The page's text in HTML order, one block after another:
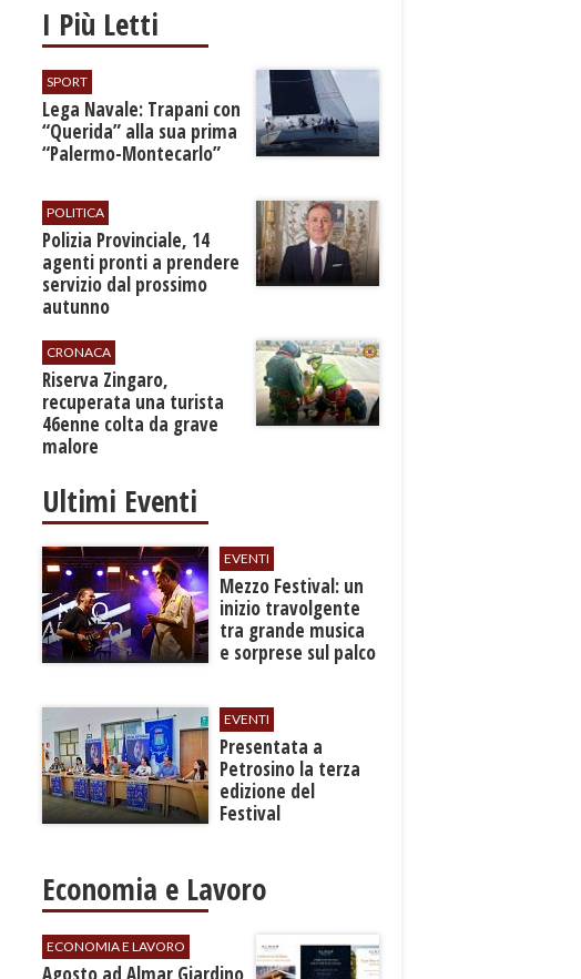
I Più Letti
SPORT
​Lega Navale: Trapani con
“Querida” alla sua prima
“Palermo-Montecarlo”
POLITICA
​Polizia Provinciale, 14
agenti pronti a prendere
servizio dal prossimo
autunno
CRONACA
​Riserva Zingaro,
recuperata una turista
46enne colta da grave
malore
Ultimi Eventi
EVENTI
Mezzo Festival: un
inizio travolgente
tra grande musica
e sorprese sul palco
EVENTI
Presentata a
Petrosino la terza
edizione del
Festival
"Voci dal
Mediterraneo"
Economia e Lavoro
ECONOMIA E LAVORO
Agosto ad Almar Giardino